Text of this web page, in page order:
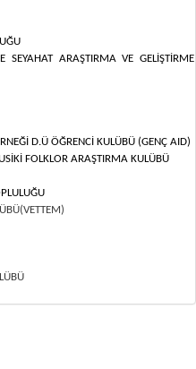
SEYAHAT ARAŞTIRMA VE GELİŞTİRME
D.Ü ÖĞRENCİ KULÜBÜ (GENÇ AID)
FOLKLOR ARAŞTIRMA KULÜBÜ